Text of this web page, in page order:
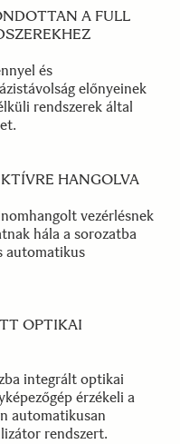
A FULL
és
előnyeinek
rendszerek által
HANGOLVA
vezérlésnek
hála a sorozatba
automatikus
OPTIKAI
integrált optikai
érzékeli a
automatikusan
rendszert.